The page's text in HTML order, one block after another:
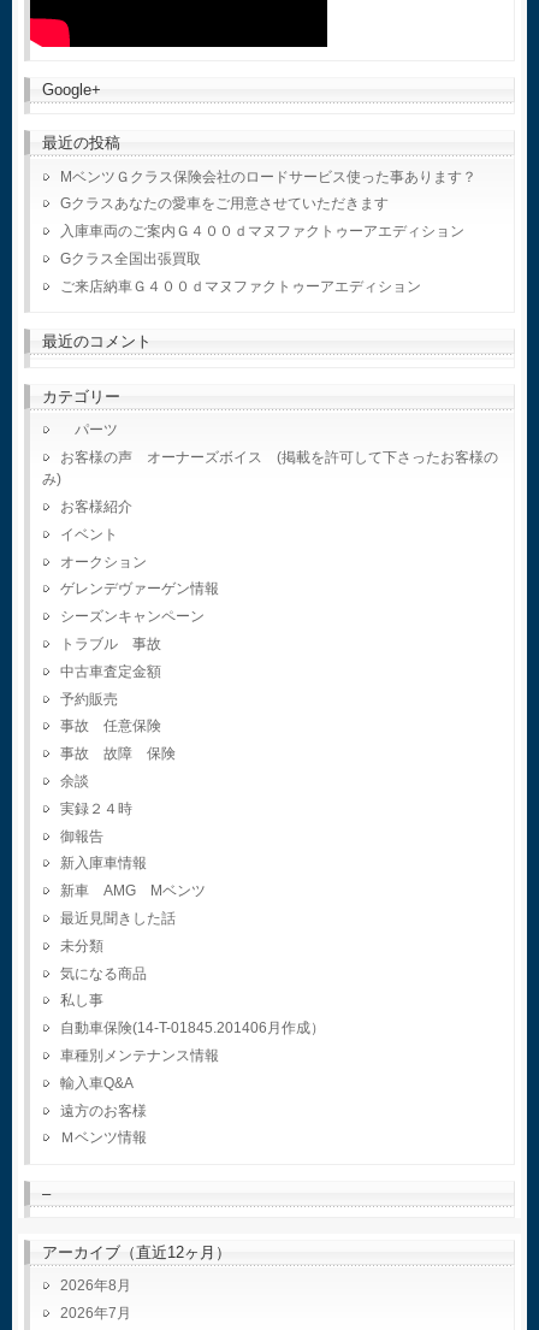
Google+
最近の投稿
MベンツＧクラス保険会社のロードサービス使った事あります？
Gクラスあなたの愛車をご用意させていただきます
入庫車両のご案内Ｇ４００ｄマヌファクトゥーアエディション
Gクラス全国出張買取
ご来店納車Ｇ４００ｄマヌファクトゥーアエディション
最近のコメント
カテゴリー
パーツ
お客様の声 オーナーズボイス (掲載を許可して下さったお客様の
み)
お客様紹介
イベント
オークション
ゲレンデヴァーゲン情報
シーズンキャンペーン
トラブル 事故
中古車査定金額
予約販売
事故 任意保険
事故 故障 保険
余談
実録２４時
御報告
新入庫車情報
新車 AMG Mベンツ
最近見聞きした話
未分類
気になる商品
私し事
自動車保険(14-T-01845.201406月作成）
車種別メンテナンス情報
輸入車Q&A
遠方のお客様
Ｍベンツ情報
–
アーカイブ（直近12ヶ月）
2026年8月
2026年7月